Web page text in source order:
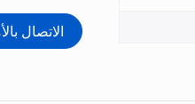
الاتصال